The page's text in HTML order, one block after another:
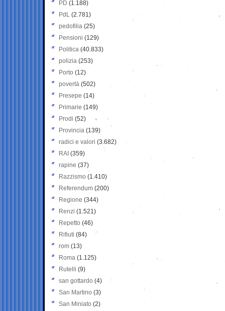
PD (1.188)
PdL (2.781)
pedofilia (25)
Pensioni (129)
Politica (40.833)
polizia (253)
Porto (12)
povertà (502)
Presepe (14)
Primarie (149)
Prodi (52)
Provincia (139)
radici e valori (3.682)
RAI (359)
rapine (37)
Razzismo (1.410)
Referendum (200)
Regione (344)
Renzi (1.521)
Repetto (46)
Rifiuti (84)
rom (13)
Roma (1.125)
Rutelli (9)
san gottardo (4)
San Martino (3)
San Miniato (2)